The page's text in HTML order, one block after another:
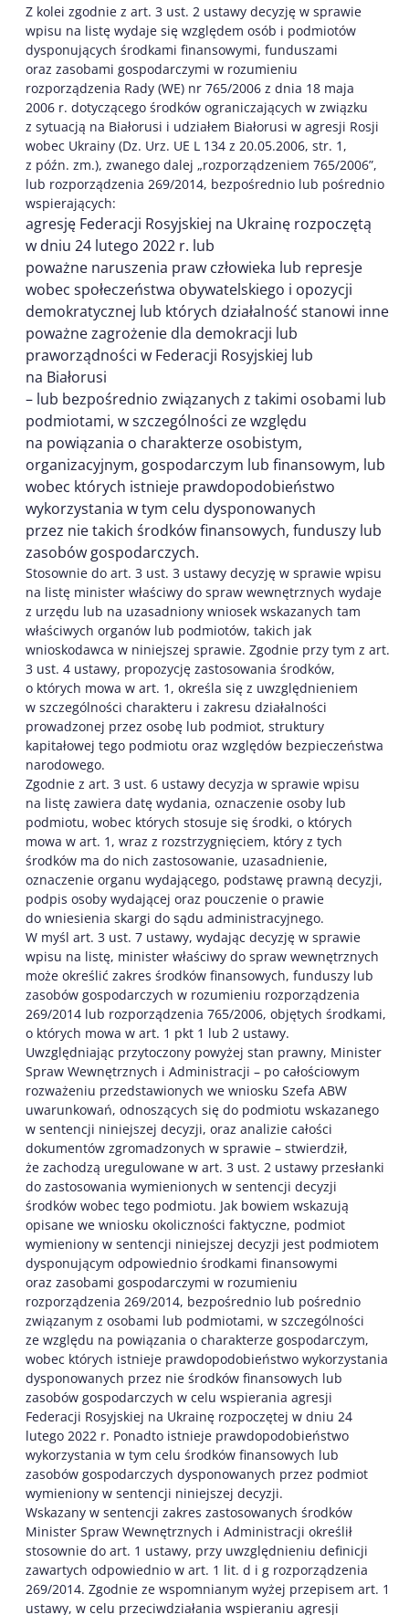
Z kolei zgodnie z art. 3 ust. 2 ustawy decyzję w sprawie
wpisu na listę wydaje się względem osób i podmiotów
dysponujących środkami finansowymi, funduszami
oraz zasobami gospodarczymi w rozumieniu
rozporządzenia Rady (WE) nr 765/2006 z dnia 18 maja
2006 r. dotyczącego środków ograniczających w związku
z sytuacją na Białorusi i udziałem Białorusi w agresji Rosji
wobec Ukrainy (Dz. Urz. UE L 134 z 20.05.2006, str. 1,
z późn. zm.), zwanego dalej „rozporządzeniem 765/2006”,
lub rozporządzenia 269/2014, bezpośrednio lub pośrednio
wspierających:
agresję Federacji Rosyjskiej na Ukrainę rozpoczętą
w dniu 24 lutego 2022 r. lub
poważne naruszenia praw człowieka lub represje
wobec społeczeństwa obywatelskiego i opozycji
demokratycznej lub których działalność stanowi inne
poważne zagrożenie dla demokracji lub
praworządności w Federacji Rosyjskiej lub
na Białorusi
– lub bezpośrednio związanych z takimi osobami lub
podmiotami, w szczególności ze względu
na powiązania o charakterze osobistym,
organizacyjnym, gospodarczym lub finansowym, lub
wobec których istnieje prawdopodobieństwo
wykorzystania w tym celu dysponowanych
przez nie takich środków finansowych, funduszy lub
zasobów gospodarczych.
Stosownie do art. 3 ust. 3 ustawy decyzję w sprawie wpisu
na listę minister właściwy do spraw wewnętrznych wydaje
z urzędu lub na uzasadniony wniosek wskazanych tam
właściwych organów lub podmiotów, takich jak
wnioskodawca w niniejszej sprawie. Zgodnie przy tym z art.
3 ust. 4 ustawy, propozycję zastosowania środków,
o których mowa w art. 1, określa się z uwzględnieniem
w szczególności charakteru i zakresu działalności
prowadzonej przez osobę lub podmiot, struktury
kapitałowej tego podmiotu oraz względów bezpieczeństwa
narodowego.
Zgodnie z art. 3 ust. 6 ustawy decyzja w sprawie wpisu
na listę zawiera datę wydania, oznaczenie osoby lub
podmiotu, wobec których stosuje się środki, o których
mowa w art. 1, wraz z rozstrzygnięciem, który z tych
środków ma do nich zastosowanie, uzasadnienie,
oznaczenie organu wydającego, podstawę prawną decyzji,
podpis osoby wydającej oraz pouczenie o prawie
do wniesienia skargi do sądu administracyjnego.
W myśl art. 3 ust. 7 ustawy, wydając decyzję w sprawie
wpisu na listę, minister właściwy do spraw wewnętrznych
może określić zakres środków finansowych, funduszy lub
zasobów gospodarczych w rozumieniu rozporządzenia
269/2014 lub rozporządzenia 765/2006, objętych środkami,
o których mowa w art. 1 pkt 1 lub 2 ustawy.
Uwzględniając przytoczony powyżej stan prawny, Minister
Spraw Wewnętrznych i Administracji – po całościowym
rozważeniu przedstawionych we wniosku Szefa ABW
uwarunkowań, odnoszących się do podmiotu wskazanego
w sentencji niniejszej decyzji, oraz analizie całości
dokumentów zgromadzonych w sprawie – stwierdził,
że zachodzą uregulowane w art. 3 ust. 2 ustawy przesłanki
do zastosowania wymienionych w sentencji decyzji
środków wobec tego podmiotu. Jak bowiem wskazują
opisane we wniosku okoliczności faktyczne, podmiot
wymieniony w sentencji niniejszej decyzji jest podmiotem
dysponującym odpowiednio środkami finansowymi
oraz zasobami gospodarczymi w rozumieniu
rozporządzenia 269/2014, bezpośrednio lub pośrednio
związanym z osobami lub podmiotami, w szczególności
ze względu na powiązania o charakterze gospodarczym,
wobec których istnieje prawdopodobieństwo wykorzystania
dysponowanych przez nie środków finansowych lub
zasobów gospodarczych w celu wspierania agresji
Federacji Rosyjskiej na Ukrainę rozpoczętej w dniu 24
lutego 2022 r. Ponadto istnieje prawdopodobieństwo
wykorzystania w tym celu środków finansowych lub
zasobów gospodarczych dysponowanych przez podmiot
wymieniony w sentencji niniejszej decyzji.
Wskazany w sentencji zakres zastosowanych środków
Minister Spraw Wewnętrznych i Administracji określił
stosownie do art. 1 ustawy, przy uwzględnieniu definicji
zawartych odpowiednio w art. 1 lit. d i g rozporządzenia
269/2014. Zgodnie ze wspomnianym wyżej przepisem art. 1
ustawy, w celu przeciwdziałania wspieraniu agresji